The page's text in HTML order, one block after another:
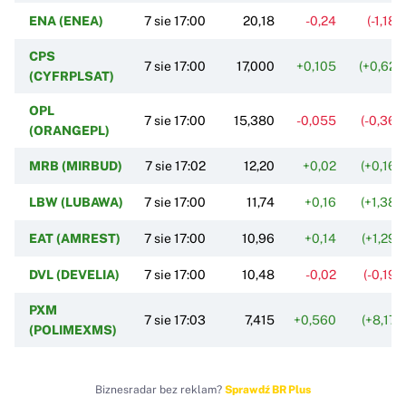
ENA (ENEA) 7 sie 17:00 20,18 -0,24 (-
CPS
(CYFRPLSAT)
7 sie 17:00 17,000 +0,105
OPL
(ORANGEPL)
7 sie 17:00 15,380 -0,055 (-
MRB (MIRBUD) 7 sie 17:02 12,20 +0,02
LBW (LUBAWA) 7 sie 17:00 11,74 +0,16
EAT (AMREST) 7 sie 17:00 10,96 +0,14
DVL (DEVELIA) 7 sie 17:00 10,48 -0,02 (-
PXM
(POLIMEXMS)
7 sie 17:03 7,415 +0,560
Biznesradar bez reklam? Sprawdź BR Plus